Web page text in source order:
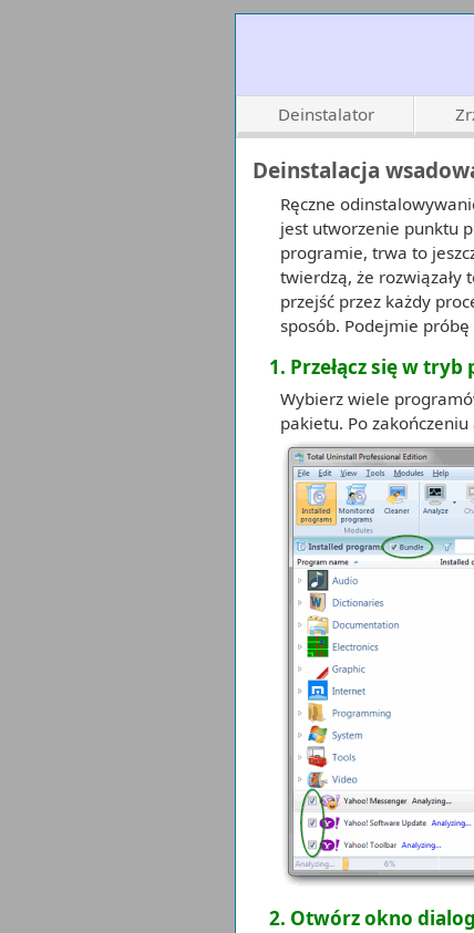
Deinstalator
Deinstalacja
Ręczne
jest utworzenie punktu
programie, trwa to
twierdzą, że
przejść przez każdy
sposób. Podejmie
1. Przełącz się w
Wybierz wiele
pakietu. Po
2. Otwórz okno